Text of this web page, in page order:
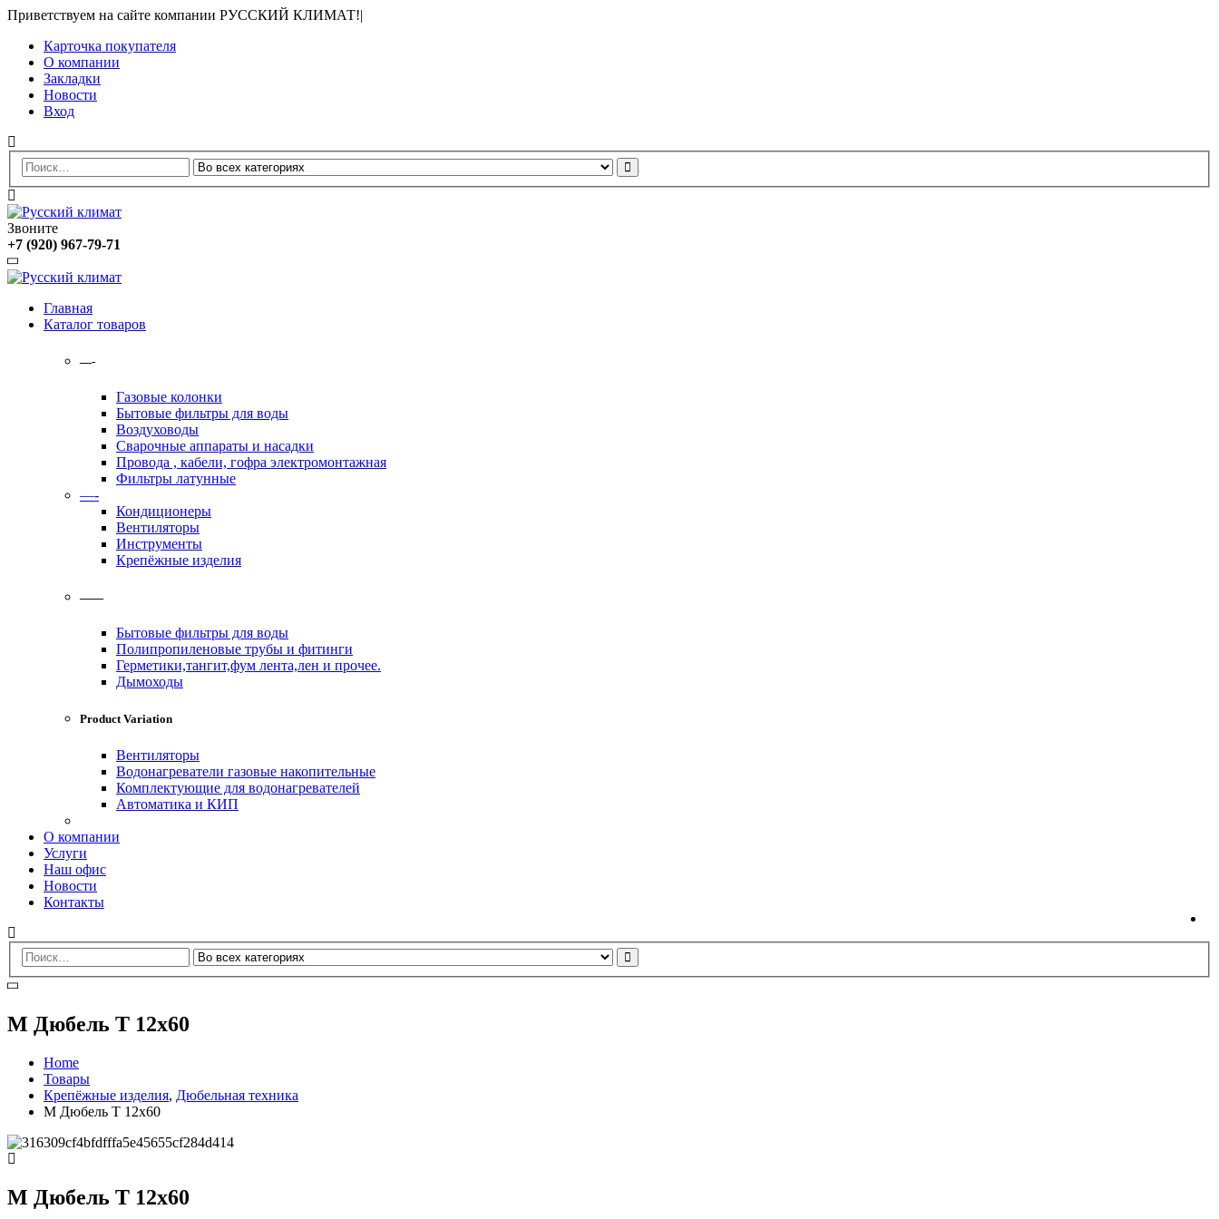
Приветствуем на сайте компании РУССКИЙ КЛИМАТ!|
Карточка покупателя
О компании
Закладки
Новости
Вход
Звоните
+7 (920) 967-79-71
Главная
Каталог товаров
—-
Газовые колонки
Бытовые фильтры для воды
Воздуховоды
Сварочные аппараты и насадки
Провода , кабели, гофра электромонтажная
Фильтры латунные
—-
Кондиционеры
Вентиляторы
Инструменты
Крепёжные изделия
——
Бытовые фильтры для воды
Полипропиленовые трубы и фитинги
Герметики,тангит,фум лента,лен и прочее.
Дымоходы
Product Variation
Вентиляторы
Водонагреватели газовые накопительные
Комплектующие для водонагревателей
Автоматика и КИП
О компании
Услуги
Наш офис
Новости
Контакты
М Дюбель Т 12х60
Home
Товары
Крепёжные изделия, Дюбельная техника
М Дюбель Т 12х60
М Дюбель Т 12х60